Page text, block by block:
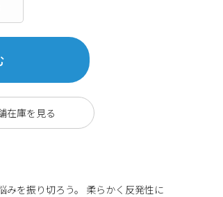
みを振り切ろう。 柔らかく反発性に